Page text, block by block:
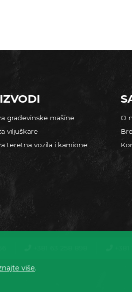
građevinske mašine
viljuškare
teretna vozila i kamione
O
više.